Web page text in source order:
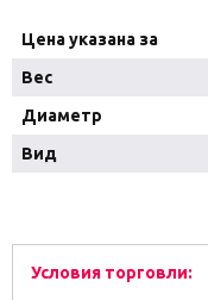
Цена указана за
Вес
Диаметр
Вид
Условия торговли: